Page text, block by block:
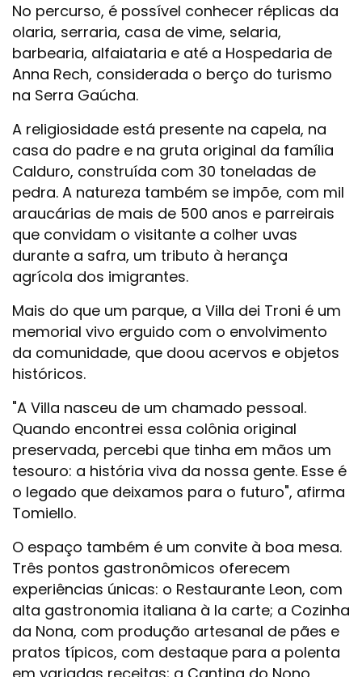
No percurso, é possível conhecer réplicas da
olaria, serraria, casa de vime, selaria,
barbearia, alfaiataria e até a Hospedaria de
Anna Rech, considerada o berço do turismo
na Serra Gaúcha.
A religiosidade está presente na capela, na
casa do padre e na gruta original da família
Calduro, construída com 30 toneladas de
pedra. A natureza também se impõe, com mil
araucárias de mais de 500 anos e parreirais
que convidam o visitante a colher uvas
durante a safra, um tributo à herança
agrícola dos imigrantes.
Mais do que um parque, a Villa dei Troni é um
memorial vivo erguido com o envolvimento
da comunidade, que doou acervos e objetos
históricos.
"A Villa nasceu de um chamado pessoal.
Quando encontrei essa colônia original
preservada, percebi que tinha em mãos um
tesouro: a história viva da nossa gente. Esse é
o legado que deixamos para o futuro", afirma
Tomiello.
O espaço também é um convite à boa mesa.
Três pontos gastronômicos oferecem
experiências únicas: o Restaurante Leon, com
alta gastronomia italiana à la carte; a Cozinha
da Nona, com produção artesanal de pães e
pratos típicos, com destaque para a polenta